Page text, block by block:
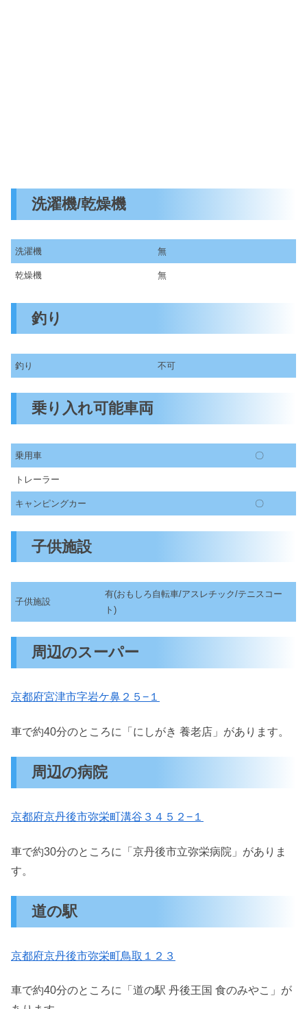
洗濯機/乾燥機
洗濯機 無
乾燥機 無
釣り
釣り 不可
乗り入れ可能車両
乗用車 〇
トレーラー
キャンピングカー 〇
子供施設
子供施設
有(おもしろ自転車/アスレチック/テニスコー
ト)
周辺のスーパー
京都府宮津市字岩ケ鼻２５−１
車で約40分のところに「にしがき 養老店」があります。
周辺の病院
京都府京丹後市弥栄町溝谷３４５２−１
車で約30分のところに「京丹後市立弥栄病院」がありま
す。
道の駅
京都府京丹後市弥栄町鳥取１２３
車で約40分のところに「道の駅 丹後王国 食のみやこ」が